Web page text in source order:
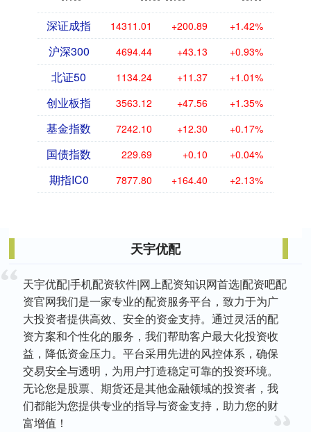
深证成指 14311.01 +200.89 +1.42%
沪深300 4694.44 +43.13 +0.93%
北证50 1134.24 +11.37 +1.01%
创业板指 3563.12 +47.56 +1.35%
基金指数 7242.10 +12.30 +0.17%
国债指数 229.69 +0.10 +0.04%
期指IC0 7877.80 +164.40 +2.13%
天宇优配
天宇优配|手机配资软件|网上配资知识网首选|配资吧配
资官网我们是一家专业的配资服务平台，致力于为广
大投资者提供高效、安全的资金支持。通过灵活的配
资方案和个性化的服务，我们帮助客户最大化投资收
益，降低资金压力。平台采用先进的风控体系，确保
交易安全与透明，为用户打造稳定可靠的投资环境。
无论您是股票、期货还是其他金融领域的投资者，我
们都能为您提供专业的指导与资金支持，助力您的财
富增值！